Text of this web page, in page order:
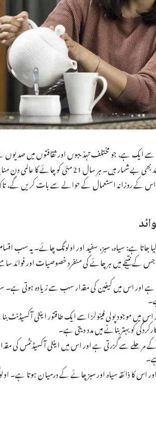
ایک ہے، جو مختلف تہذیبوں اور ثقافتوں میں
لذت بخش مشروب ہے بلکہ اس کے طبی فوائد بھی بے
کے 10 طبی فوائد اور اس کے روزانہ استعمال کے حوالے سے بات
جاتا ہے: سیاہ، سبز، سفید اور اولونگ چائے۔ یہ سب
کے نتیجے میں ہر چائے کی منفرد خصوصیات اور فوائد
ہے اور اس میں کیفین کی مقدار سب سے زیادہ ہوتی
اس میں موجود پولی فینولز اسے ایک طاقتور اینٹی
کو بہتر بنانے میں مدد دیتی ہے۔
سے گزرتی ہے اور اس میں اینٹی آکسیڈنٹس کی
اس کا ذائقہ سیاہ اور سبز چائے کے درمیان ہوتا ہے۔